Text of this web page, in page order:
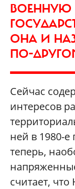
ВОЕННУЮ
ОНА И
ПО-
Сейчас
интересов
ней в 1980-
теперь,
считает,